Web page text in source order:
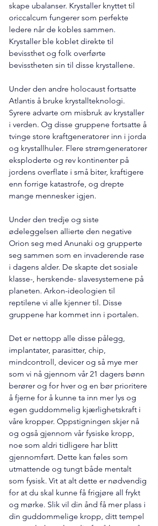
skape ubalanser. Krystaller knyttet til
oriccalcum fungerer som perfekte
ledere når de kobles sammen.
Krystaller ble koblet direkte til
bevissthet og folk overførte
bevisstheten sin til disse krystallene.
Under den andre holocaust fortsatte
Atlantis å bruke krystallteknologi.
Syrere advarte om misbruk av krystaller
i verden. Og disse gruppene fortsatte å
tvinge store kraftgeneratorer inn i jorda
og krystallhuler. Flere strømgeneratorer
eksploderte og rev kontinenter på
jordens overflate i små biter, kraftigere
enn forrige katastrofe, og drepte
mange mennesker igjen.
Under den tredje og siste
ødeleggelsen allierte den negative
Orion seg med Anunaki og grupperte
seg sammen som en invaderende rase
i dagens alder. De skapte det sosiale
klasse-, herskende- slavesystemene på
planeten. Arkon-ideologien til
reptilene vi alle kjenner til. Disse
gruppene har kommet inn i portalen.
Det er nettopp alle disse pålegg,
implantater, parasitter, chip,
mindcontroll, devicer og så mye mer
som vi nå gjennom vår 21 dagers bønn
berører og for hver og en bør prioritere
å fjerne for å kunne ta inn mer lys og
egen guddommelig kjærlighetskraft i
våre kropper. Oppstigningen skjer nå
og også gjennom vår fysiske kropp,
noe som aldri tidligere har blitt
gjennomført. Dette kan føles som
utmattende og tungt både mentalt
som fysisk. Vit at alt dette er nødvendig
for at du skal kunne få frigjøre all frykt
og mørke. Slik vil din ånd få mer plass i
din guddommelige kropp, ditt tempel